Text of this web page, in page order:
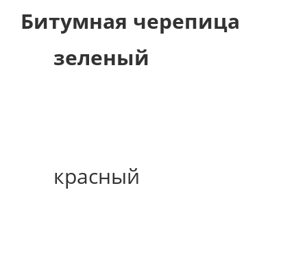
Битумная черепица
зеленый
красный